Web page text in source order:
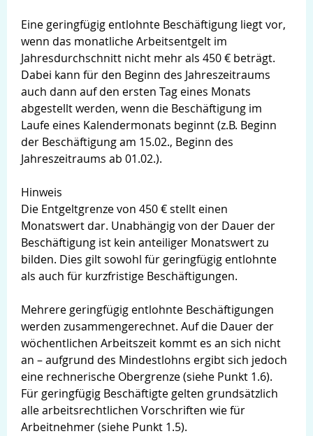
Eine geringfügig entlohnte Beschäftigung liegt vor,
wenn das monatliche Arbeitsentgelt im
Jahresdurchschnitt nicht mehr als 450 € beträgt.
Dabei kann für den Beginn des Jahreszeitraums
auch dann auf den ersten Tag eines Monats
abgestellt werden, wenn die Beschäftigung im
Laufe eines Kalendermonats beginnt (z.B. Beginn
der Beschäftigung am 15.02., Beginn des
Jahreszeitraums ab 01.02.).
Hinweis
Die Entgeltgrenze von 450 € stellt einen
Monatswert dar. Unabhängig von der Dauer der
Beschäftigung ist kein anteiliger Monatswert zu
bilden. Dies gilt sowohl für geringfügig entlohnte
als auch für kurzfristige Beschäftigungen.
Mehrere geringfügig entlohnte Beschäftigungen
werden zusammengerechnet. Auf die Dauer der
wöchentlichen Arbeitszeit kommt es an sich nicht
an – aufgrund des Mindestlohns ergibt sich jedoch
eine rechnerische Obergrenze (siehe Punkt 1.6).
Für geringfügig Beschäftigte gelten grundsätzlich
alle arbeitsrechtlichen Vorschriften wie für
Arbeitnehmer (siehe Punkt 1.5).
Suche